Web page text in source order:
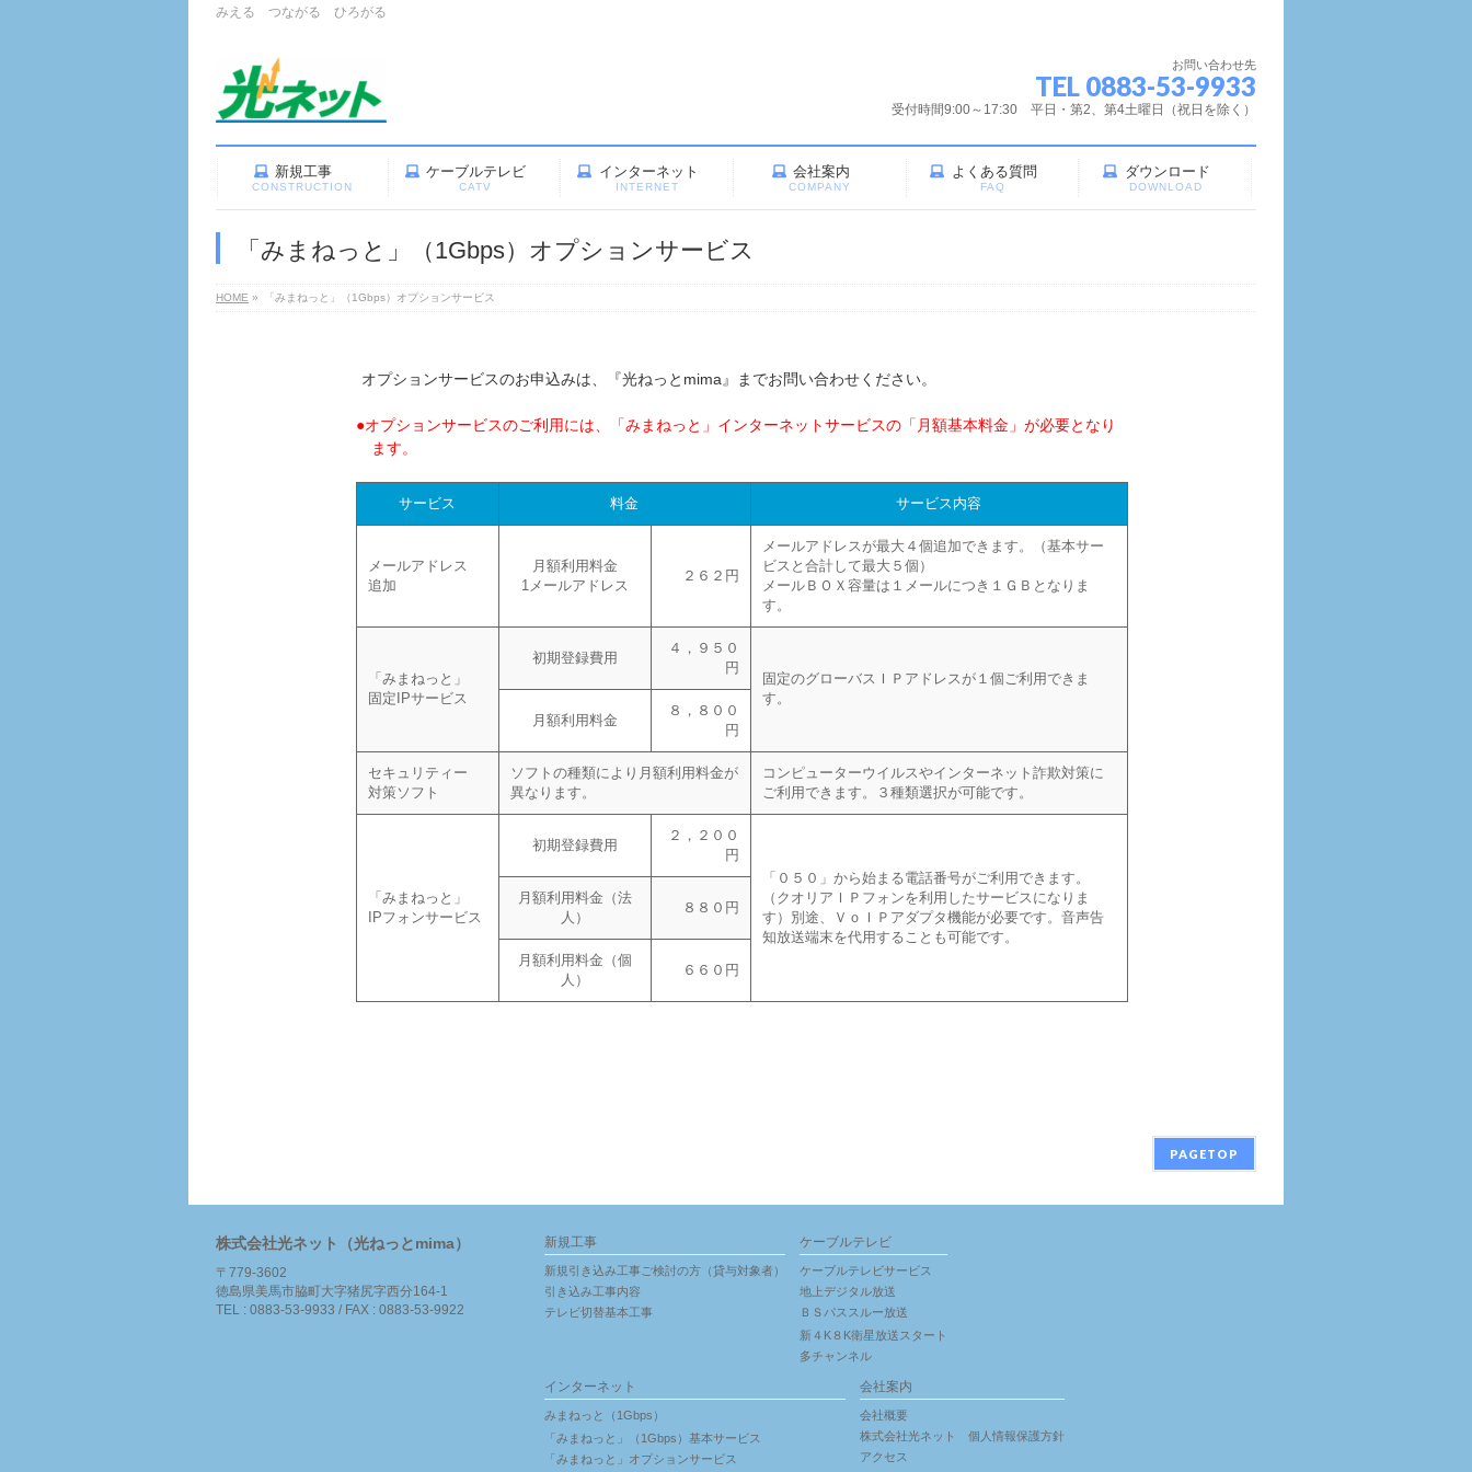
みえる つながる ひろがる
お問い合わせ先
TEL 0883-53-9933
受付時間9:00～17:30 平日・第2、第4土曜日（祝日を除く）
新規工事
CONSTRUCTION
ケーブルテレビ
CATV
インターネット
INTERNET
会社案内
COMPANY
よくある質問
FAQ
ダウンロード
DOWNLOAD
「みまねっと」（1Gbps）オプションサービス
HOME » 「みまねっと」（1Gbps）オプションサービス
オプションサービスのお申込みは、『光ねっとmima』までお問い合わせください。
●オプションサービスのご利用には、「みまねっと」インターネットサービスの「月額基本料金」が必要となり
ます。
サービス 料金 サービス内容
メールアドレス
追加
月額利用料金
1メールアドレス
２６２円
メールアドレスが最大４個追加できます。（基本サー
ビスと合計して最大５個）
メールＢＯＸ容量は１メールにつき１ＧＢとなりま
す。
「みまねっと」
固定IPサービス
初期登録費用
４，９５０
円
固定のグローバスＩＰアドレスが１個ご利用できま
す。
月額利用料金
８，８００
円
セキュリティー
対策ソフト
ソフトの種類により月額利用料金が
異なります。
コンピューターウイルスやインターネット詐欺対策に
ご利用できます。３種類選択が可能です。
「みまねっと」
IPフォンサービス
初期登録費用
２，２００
円
「０５０」から始まる電話番号がご利用できます。
（クオリアＩＰフォンを利用したサービスになりま
す）別途、ＶｏＩＰアダプタ機能が必要です。音声告
知放送端末を代用することも可能です。
月額利用料金（法
人）
８８０円
月額利用料金（個
人）
６６０円
PAGETOP
株式会社光ネット（光ねっとmima）
〒779-3602
徳島県美馬市脇町大字猪尻字西分164-1
TEL : 0883-53-9933 / FAX : 0883-53-9922
新規工事
新規引き込み工事ご検討の方（貸与対象者）
引き込み工事内容
テレビ切替基本工事
ケーブルテレビ
ケーブルテレビサービス
地上デジタル放送
ＢＳパススルー放送
新４K８K衛星放送スタート
多チャンネル
インターネット
みまねっと（1Gbps）
「みまねっと」（1Gbps）基本サービス
「みまねっと」オプションサービス
会社案内
会社概要
株式会社光ネット 個人情報保護方針
アクセス